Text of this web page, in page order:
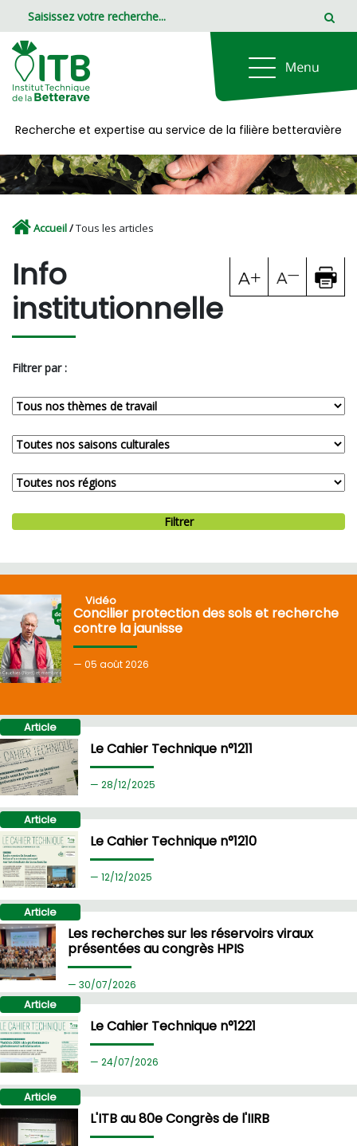
Recherche et expertise au service de la filière betteravière
Accueil/Tous les articles
Info
institutionnelle
Filtrer par :
Filtrer
Vidéo
Concilier protection des sols et recherche
contre la jaunisse
05 août 2026
Article
Le Cahier Technique n°1211
28/12/2025
Article
Le Cahier Technique n°1210
12/12/2025
Article
Les recherches sur les réservoirs viraux
présentées au congrès HPIS
30/07/2026
Article
Le Cahier Technique n°1221
24/07/2026
Article
L'ITB au 80e Congrès de l'IIRB
Panneau de gestion des cookies